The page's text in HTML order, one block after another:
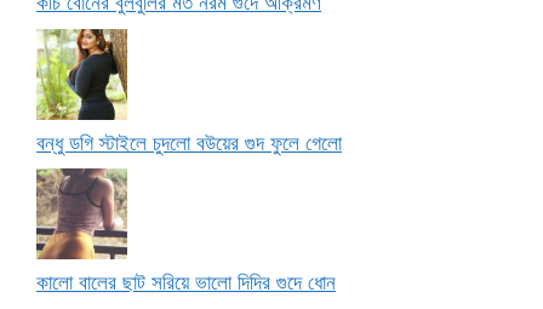
বন্ধু ডগি স্টাইলে চুদলো বউয়ের গুদ ফুলে গেলো
কালো বালের ছাট সরিয়ে ভালো দিদির গুদে ধোন